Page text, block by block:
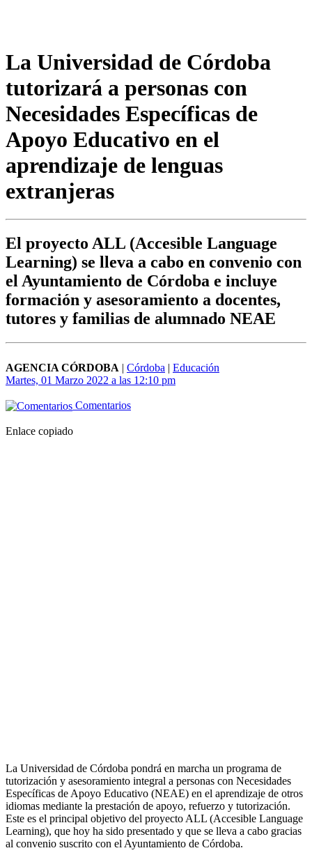
La Universidad de Córdoba
tutorizará a personas con
Necesidades Específicas de
Apoyo Educativo en el
aprendizaje de lenguas
extranjeras
El proyecto ALL (Accesible Language
Learning) se lleva a cabo en convenio con
el Ayuntamiento de Córdoba e incluye
formación y asesoramiento a docentes,
tutores y familias de alumnado NEAE
AGENCIA CÓRDOBA | Córdoba | Educación
Martes, 01 Marzo 2022 a las 12:10 pm
Comentarios
Enlace copiado
La Universidad de Córdoba pondrá en marcha un programa de
tutorización y asesoramiento integral a personas con Necesidades
Específicas de Apoyo Educativo (NEAE) en el aprendizaje de otros
idiomas mediante la prestación de apoyo, refuerzo y tutorización.
Este es el principal objetivo del proyecto ALL (Accesible Language
Learning), que hoy ha sido presentado y que se lleva a cabo gracias
al convenio suscrito con el Ayuntamiento de Córdoba.